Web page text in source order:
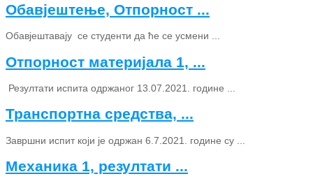
Обавјештење, Отпорност ...
Обавјештавају се студенти да ће се усмени ...
Отпорност материјала 1, ...
Резултати испита одржаног 13.07.2021. године ...
Транспортна средства, ...
Завршни испит који је одржан 6.7.2021. године су ...
Механика 1, резултати ...